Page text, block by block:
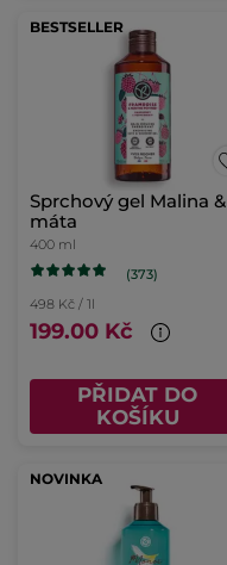
BESTSELLER
Sprchový gel Malina &
máta
400 ml
(373)
498 Kč / 1l
199.00 Kč
PŘIDAT DO
KOŠÍKU
NOVINKA